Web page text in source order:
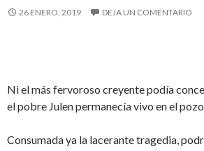
26 ENERO, 2019 DEJA UN COMENTARIO
Ni el más fervoroso creyente podía
el pobre Julen permanecía vivo en el
Consumada ya la lacerante tragedia,